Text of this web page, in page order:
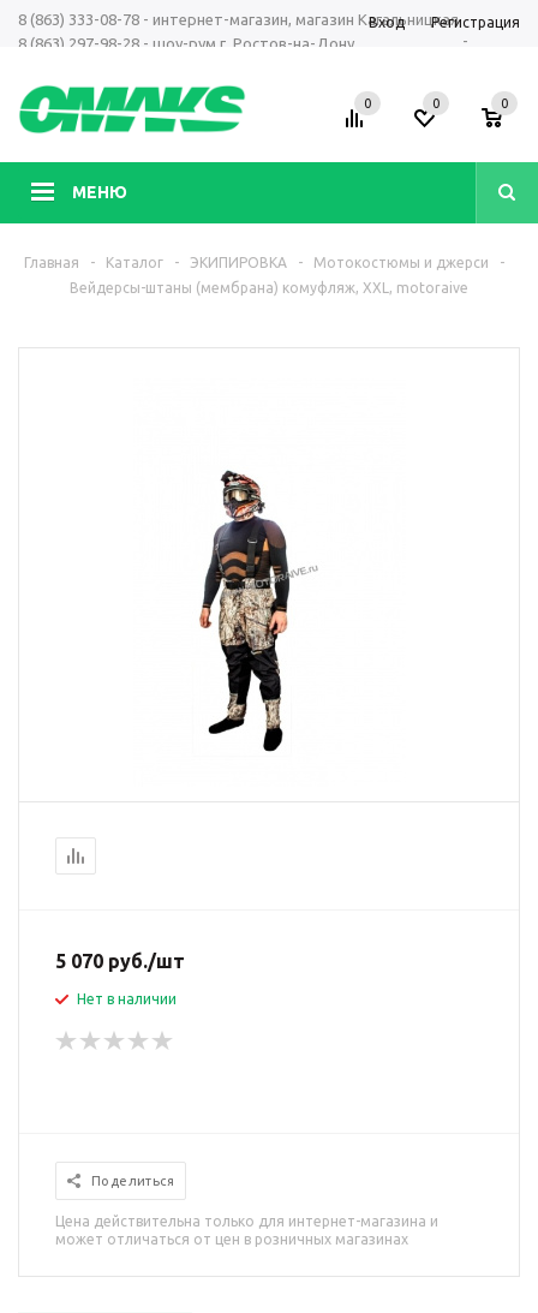
8 (863) 333-08-78 - интернет-магазин, магазин Кагальницкая
8 (863) 297-98-28 - шоу-рум г. Ростов-на-Дону
-
Вход Регистрация
МЕНЮ
0 0 0
Главная - Каталог - ЭКИПИРОВКА - Мотокостюмы и джерси
-
Вейдерсы-штаны (мембрана) комуфляж, XXL, motoraive
5 070 руб./шт
Нет в наличии
Поделиться
Цена действительна только для интернет-магазина и
может отличаться от цен в розничных магазинах